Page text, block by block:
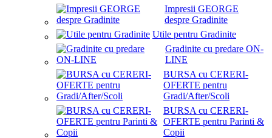
Impresii GEORGE
despre Gradinite
Utile pentru Gradinite
Gradinite cu predare ON-
LINE
BURSA cu CERERI-
OFERTE pentru
Gradi/After/Scoli
BURSA cu CERERI-
OFERTE pentru Parinti &
Copii